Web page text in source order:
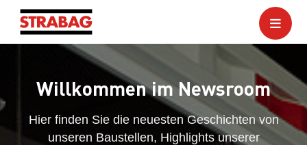
Willkommen im Newsroom
Hier finden Sie die neuesten Geschichten von
unseren Baustellen, Highlights unserer